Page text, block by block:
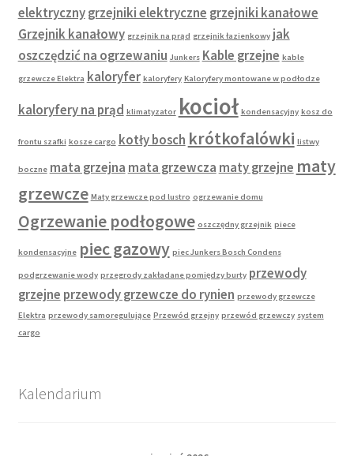
elektryczny grzejniki elektryczne grzejniki kanałowe
Grzejnik kanałowy grzejnik na prąd grzejnik łazienkowy jak
oszczędzić na ogrzewaniu Junkers Kable grzejne kable
grzewcze Elektra kaloryfer kaloryfery Kaloryfery montowane w podłodze
kaloryfery na prąd klimatyzator kocioł kondensacyjny kosz do
frontu szafki kosze cargo kotły bosch krótkofalówki listwy
boczne mata grzejna mata grzewcza maty grzejne maty
grzewcze Maty grzewcze pod lustro ogrzewanie domu
Ogrzewanie podłogowe oszczędny grzejnik piece
kondensacyjne piec gazowy piec Junkers Bosch Condens
podgrzewanie wody przegrody zakładane pomiędzy burty przewody
grzejne przewody grzewcze do rynien przewody grzewcze
Elektra przewody samoregulujące Przewód grzejny przewód grzewczy system
cargo
Kalendarium